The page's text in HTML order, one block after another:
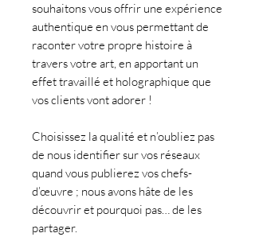
souhaitons vous offrir une expérience
authentique en vous permettant de
raconter votre propre histoire à
travers votre art, en apportant un
effet travaillé et holographique que
vos clients vont adorer !
Choisissez la qualité et n’oubliez pas
de nous identifier sur vos réseaux
quand vous publierez vos chefs-
d’œuvre ; nous avons hâte de les
découvrir et pourquoi pas… de les
partager.